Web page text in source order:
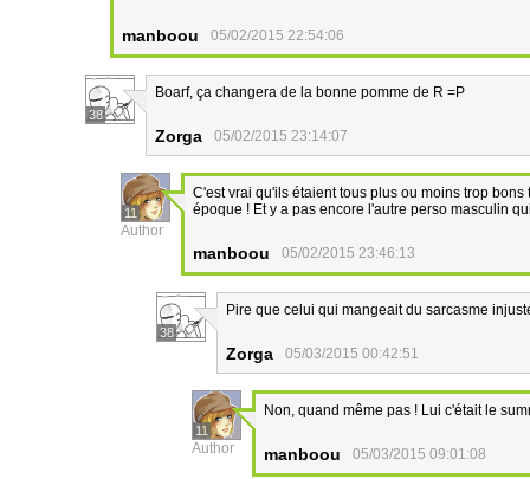
manboou 05/02/2015 22:54:06
38
Boarf, ça changera de la bonne pomme de R =P
Zorga 05/02/2015 23:14:07
11
Author
C'est vrai qu'ils étaient tous plus ou moins trop
époque ! Et y a pas encore l'autre perso masculin
manboou 05/02/2015 23:46:13
38
Pire que celui qui mangeait du sarcasme
Zorga 05/03/2015 00:42:51
11
Author
Non, quand même pas ! Lui c'était le
manboou 05/03/2015 09:01:08